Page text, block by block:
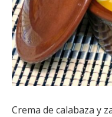
Crema de calabaza y